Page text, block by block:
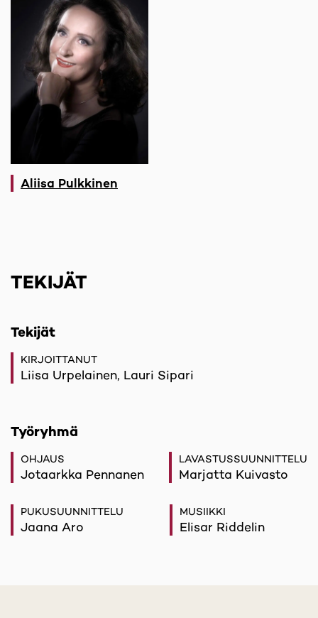
Aliisa Pulkkinen
TEKIJÄT
Tekijät
KIRJOITTANUT
Liisa Urpelainen, Lauri Sipari
Työryhmä
OHJAUS
Jotaarkka Pennanen
LAVASTUSSUUNNITTELU
Marjatta Kuivasto
PUKUSUUNNITTELU
Jaana Aro
MUSIIKKI
Elisar Riddelin